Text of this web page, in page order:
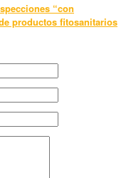
“con
productos fitosanitarios